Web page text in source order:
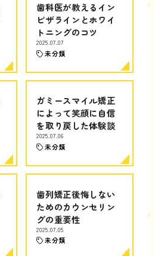
歯科医が教えるイン
ビザラインとホワイ
トニングのコツ
2025.07.07
未分類
ガミースマイル矯正
によって笑顔に自信
を取り戻した体験談
2025.07.06
未分類
歯列矯正後悔しない
ためのカウンセリン
グの重要性
2025.07.05
未分類